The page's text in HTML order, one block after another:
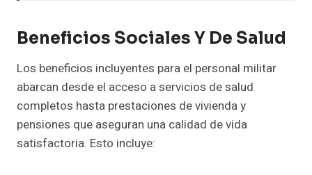
Beneficios Sociales Y De Salud
Los beneficios incluyentes para el personal militar
abarcan desde el acceso a servicios de salud
completos hasta prestaciones de vivienda y
pensiones que aseguran una calidad de vida
satisfactoria. Esto incluye: